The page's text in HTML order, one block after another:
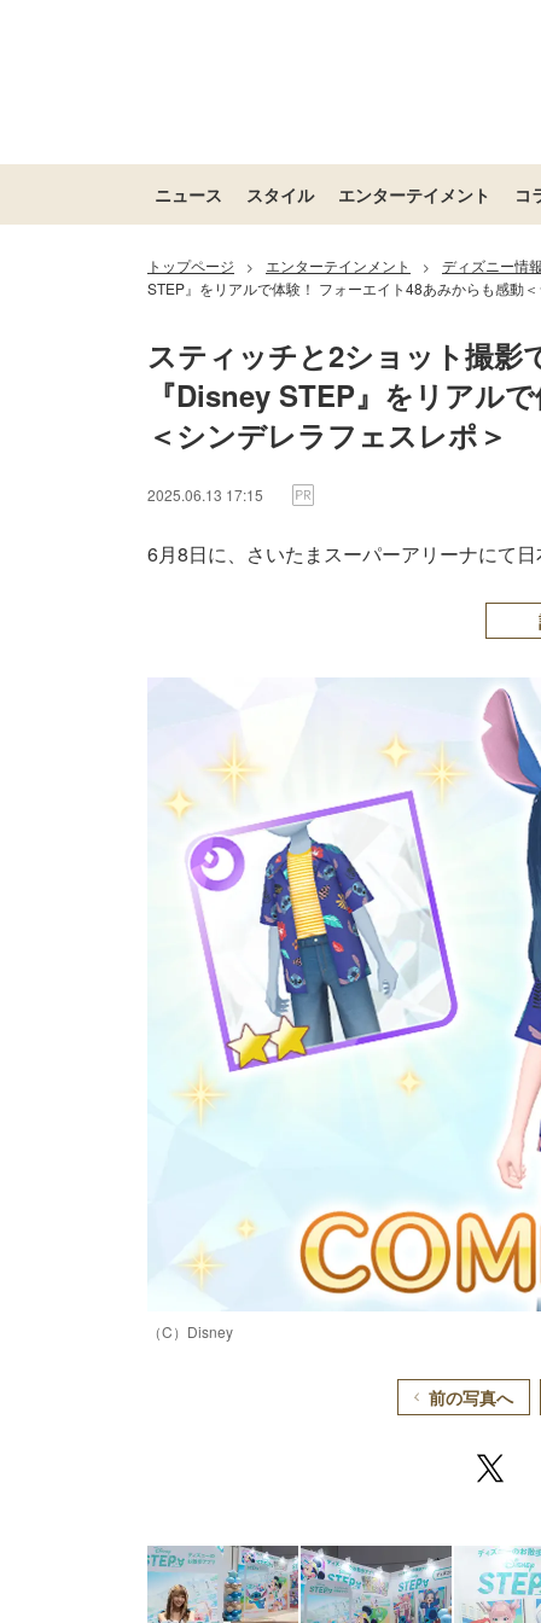
ニュース スタイル エンターテイメント コ
トップページ > エンターテインメント >
ディズニー情
STEP』をリアルで体験！ フォーエイト48あみからも感動
スティッチと2ショット撮影
『Disney STEP』をリアル
＜シンデレラフェスレポ＞
2025.06.13 17:15
6月8日に、さいたまスーパーアリーナにて
（C）Disney
前の写真へ